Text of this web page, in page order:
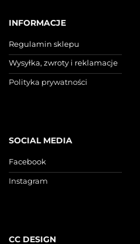
INFORMACJE
Regulamin sklepu
Wysyłka, zwroty i reklamacje
Polityka prywatności
SOCIAL MEDIA
Facebook
Instagram
CC DESIGN